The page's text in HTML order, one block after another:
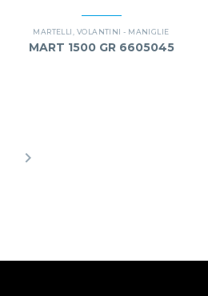
MARTELLI VOLANTINI - MANIGLIE
MART 1500 GR 6605045